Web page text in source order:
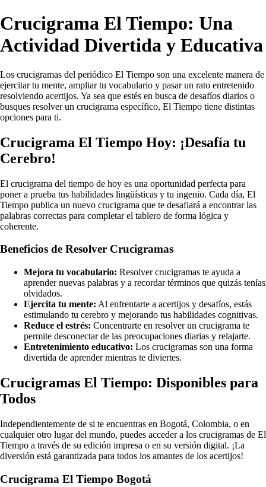
Crucigrama El Tiempo: Una
Actividad Divertida y Educativa
Los crucigramas del periódico El Tiempo son una excelente manera de
ejercitar tu mente, ampliar tu vocabulario y pasar un rato entretenido
resolviendo acertijos. Ya sea que estés en busca de desafíos diarios o
busques resolver un crucigrama específico, El Tiempo tiene distintas
opciones para ti.
Crucigrama El Tiempo Hoy: ¡Desafía tu
Cerebro!
El crucigrama del tiempo de hoy es una oportunidad perfecta para
poner a prueba tus habilidades lingüísticas y tu ingenio. Cada día, El
Tiempo publica un nuevo crucigrama que te desafiará a encontrar las
palabras correctas para completar el tablero de forma lógica y
coherente.
Beneficios de Resolver Crucigramas
Mejora tu vocabulario: Resolver crucigramas te ayuda a
aprender nuevas palabras y a recordar términos que quizás tenías
olvidados.
Ejercita tu mente: Al enfrentarte a acertijos y desafíos, estás
estimulando tu cerebro y mejorando tus habilidades cognitivas.
Reduce el estrés: Concentrarte en resolver un crucigrama te
permite desconectar de las preocupaciones diarias y relajarte.
Entretenimiento educativo: Los crucigramas son una forma
divertida de aprender mientras te diviertes.
Crucigramas El Tiempo: Disponibles para
Todos
Independientemente de si te encuentras en Bogotá, Colombia, o en
cualquier otro lugar del mundo, puedes acceder a los crucigramas de El
Tiempo a través de su edición impresa o en su versión digital. ¡La
diversión está garantizada para todos los amantes de los acertijos!
Crucigrama El Tiempo Bogotá